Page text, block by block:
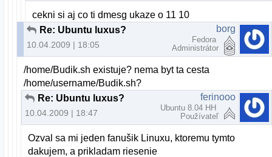
cekni si aj co ti dmesg ukaze o 11 10
Re: Ubuntu luxus?
10.04.2009 | 18:05
borg
Fedora
Administrátor
/home/Budik.sh existuje? nema byt ta cesta
/home/username/Budik.sh?
Re: Ubuntu luxus?
10.04.2009 | 18:47
ferinooo
Ubuntu 8.04 HH
Používateľ
Ozval sa mi jeden fanušik Linuxu, ktoremu tymto
dakujem, a prikladam riesenie